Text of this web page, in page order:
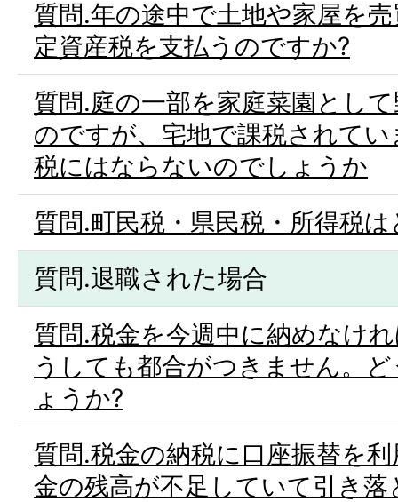
質問.年の途中で土地や家屋を
定資産税を支払うのですか?
質問.庭の一部を家庭菜園とし
のですが、宅地で課税されて
税にはならないのでしょうか
質問.町民税・県民税・所得税
質問.退職された場合
質問.税金を今週中に納めなけ
うしても都合がつきません。
ょうか?
質問.税金の納税に口座振替を
金の残高が不足していて引き